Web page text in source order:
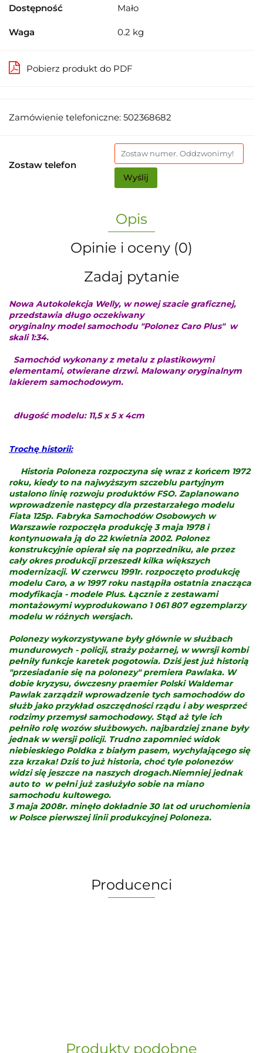
Dostępność Mało
Waga 0.2 kg
Pobierz produkt do PDF
Zamówienie telefoniczne: 502368682
Zostaw telefon
Wyślij
Opis
Opinie i oceny (0)
Zadaj pytanie
Nowa Autokolekcja Welly, w nowej szacie graficznej,
przedstawia długo oczekiwany
oryginalny model samochodu "Polonez Caro Plus" w
skali 1:34.
Samochód wykonany z metalu z plastikowymi
elementami, otwierane drzwi. Malowany oryginalnym
lakierem samochodowym.
długość modelu: 11,5 x 5 x 4cm
Trochę historii:
Historia Poloneza rozpoczyna się wraz z końcem 1972
roku, kiedy to na najwyższym szczeblu partyjnym
ustalono linię rozwoju produktów FSO. Zaplanowano
wprowadzenie następcy dla przestarzałego modelu
Fiata 125p. Fabryka Samochodów Osobowych w
Warszawie rozpoczęła produkcję 3 maja 1978 i
kontynuowała ją do 22 kwietnia 2002. Polonez
konstrukcyjnie opierał się na poprzedniku, ale przez
cały okres produkcji przeszedł kilka większych
modernizacji. W czerwcu 1991r. rozpoczęto produkcję
modelu Caro, a w 1997 roku nastąpiła ostatnia znacząca
modyfikacja - modele Plus. Łącznie z zestawami
montażowymi wyprodukowano 1 061 807 egzemplarzy
modelu w różnych wersjach.
Polonezy wykorzystywane były głównie w służbach
mundurowych - policji, straży pożarnej, w wwrsji kombi
pełniły funkcje karetek pogotowia. Dziś jest już historią
"przesiadanie się na polonezy" premiera Pawlaka. W
dobie kryzysu, ówczesny praemier Polski Waldemar
Pawlak zarządził wprowadzenie tych samochodów do
służb jako przykład oszczędności rządu i aby wesprzeć
rodzimy przemysł samochodowy. Stąd aż tyle ich
pełniło rolę wozów służbowych. najbardziej znane były
jednak w wersji policji. Trudno zapomnieć widok
niebieskiego Poldka z białym pasem, wychylającego się
zza krzaka! Dziś to już historia, choć tyle polonezów
widzi się jeszcze na naszych drogach.Niemniej jednak
auto to w pełni już zasłużyło sobie na miano
samochodu kultowego.
3 maja 2008r. minęło dokładnie 30 lat od uruchomienia
w Polsce pierwszej linii produkcyjnej Poloneza.
Producenci
„Paula” S.C. Marzena Dudkiewicz
Produkty podobne